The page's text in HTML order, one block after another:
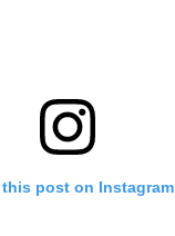
this post on Instagram